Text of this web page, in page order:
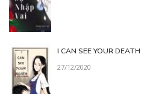
I CAN SEE YOUR DEATH
27/12/2020